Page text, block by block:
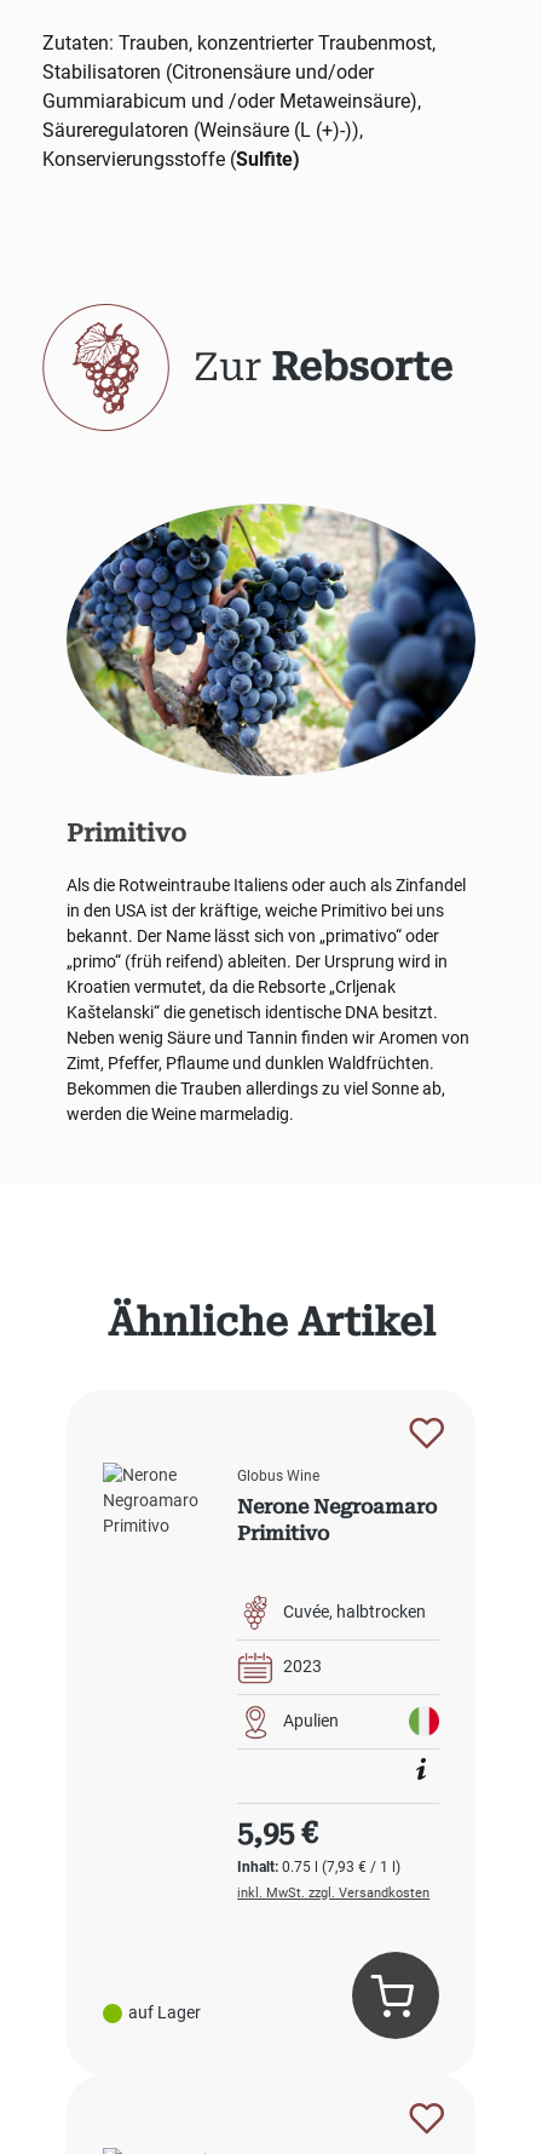
Produktgalerie überspringen
Ähnliche Artikel
auf Lager
Globus Wine
Nerone Negroamaro
Primitivo
Cuvée halbtrocken
2023
Apulien
Inhalt:0.75 l(7,93 € / 1 l)
Regulärer Preis:
5,95 €
inkl. MwSt. zzgl. Versandkosten
Zutaten: Trauben, konzentrierter Traubenmost,
Stabilisatoren (Citronensäure und/oder
Gummiarabicum und /oder Metaweinsäure),
Säureregulatoren (Weinsäure (L (+)-)),
Konservierungsstoffe (Sulfite)
Zur Rebsorte
Primitivo
Als die Rotweintraube Italiens oder auch als Zinfandel
in den USA ist der kräftige, weiche Primitivo bei uns
bekannt. Der Name lässt sich von „primativo“ oder
„primo“ (früh reifend) ableiten. Der Ursprung wird in
Kroatien vermutet, da die Rebsorte „Crljenak
Kaštelanski“ die genetisch identische DNA besitzt.
Neben wenig Säure und Tannin finden wir Aromen von
Zimt, Pfeffer, Pflaume und dunklen Waldfrüchten.
Bekommen die Trauben allerdings zu viel Sonne ab,
werden die Weine marmeladig.